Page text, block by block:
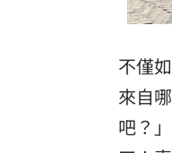
不僅
來自
吧？